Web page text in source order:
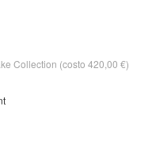
Collection (costo 420,00 €)